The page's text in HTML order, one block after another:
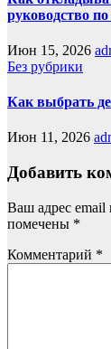
руководство
Июн 15, 2026
Без рубрики
Как выбрать
Июн 11, 2026
Добавить
Ваш адрес email
помечены *
Комментарий *